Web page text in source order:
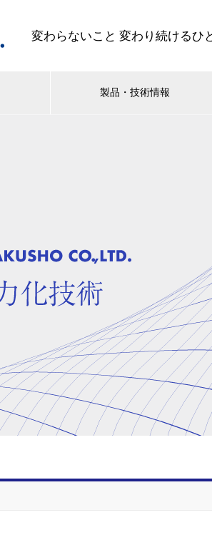
変わらないこと 変わり続けるひ
製品・技術情報